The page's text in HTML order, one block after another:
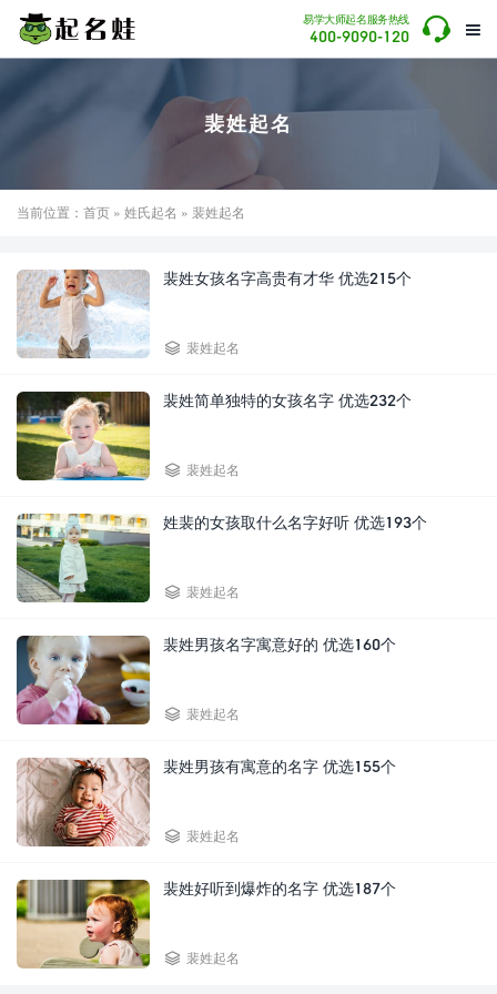

易学大师起名服务热线
400-9090-120 
裴姓起名
当前位置： 首页 » 姓氏起名 » 裴姓起名
裴姓女孩名字高贵有才华 优选215个
 裴姓起名
裴姓简单独特的女孩名字 优选232个
 裴姓起名
姓裴的女孩取什么名字好听 优选193个
 裴姓起名
裴姓男孩名字寓意好的 优选160个
 裴姓起名
裴姓男孩有寓意的名字 优选155个
 裴姓起名
裴姓好听到爆炸的名字 优选187个
 裴姓起名